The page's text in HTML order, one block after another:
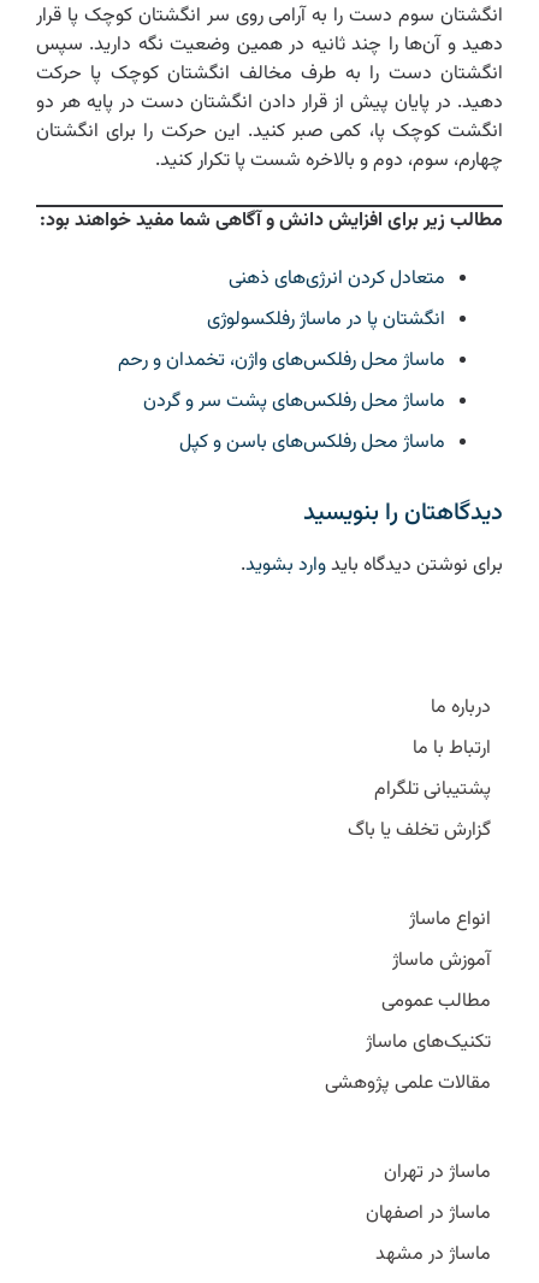
انگشتان سوم دست را به آرامی روی سر انگشتان کوچک پا قرار
دهید و آن‌ها را چند ثانیه در همین وضعیت نگه دارید. سپس
انگشتان دست را به طرف مخالف انگشتان کوچک پا حرکت
دهید. در پایان پیش از قرار دادن انگشتان دست در پایه هر دو
انگشت کوچک پا، کمی صبر کنید. این حرکت را برای انگشتان
چهارم، سوم، دوم و بالاخره شست پا تکرار کنید.
مطالب زیر برای افزایش دانش و آگاهی شما مفید خواهند بود:
متعادل کردن انرژی‌های ذهنی
انگشتان پا در ماساژ رفلکسولوژی
ماساژ محل رفلکس‌های واژن، تخمدان و رحم
ماساژ محل رفلکس‌های پشت سر و گردن
ماساژ محل رفلکس‌های باسن و کپل
دیدگاهتان را بنویسید
برای نوشتن دیدگاه بایدوارد بشوید.
درباره ما
ارتباط با ما
پشتیبانی تلگرام
گزارش تخلف یا باگ
انواع ماساژ
آموزش ماساژ
مطالب عمومی
تکنیک‌های ماساژ
مقالات علمی پژوهشی
ماساژ در تهران
ماساژ در اصفهان
ماساژ در مشهد